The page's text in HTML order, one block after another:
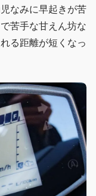
なみに早起きが苦
苦手な甘えん坊な
る距離が短くなっ